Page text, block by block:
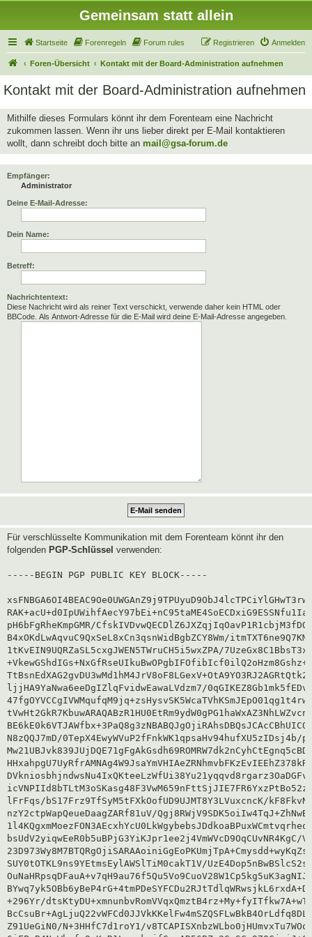
Gemeinsam statt allein
Startseite Forenregeln Forum rules Anmelden
Registrieren
Foren-Übersicht Kontakt mit der Board-Administration aufnehmen
Kontakt mit der Board-Administration aufnehmen
Mithilfe dieses Formulars könnt ihr dem Forenteam eine Nachricht
zukommen lassen. Wenn ihr uns lieber direkt per E-Mail kontaktieren
wollt, dann schreibt doch bitte an mail@gsa-forum.de
Empfänger:
Administrator
Deine E-Mail-Adresse:
Dein Name:
Betreff:
Nachrichtentext:
Diese Nachricht wird als reiner Text verschickt, verwende daher kein HTML oder
BBCode. Als Antwort-Adresse für die E-Mail wird deine E-Mail-Adresse angegeben.
Für verschlüsselte Kommunikation mit dem Forenteam könnt ihr den
folgenden PGP-Schlüssel verwenden:
-----BEGIN PGP PUBLIC KEY BLOCK-----
pH6bFgRheKmpGMR/
B4xOKdLwAqvuC9QxSeL8xCn3qsnWidBgbZCY8Wm/
1tKvEIN9UQRZaSL5cxgJWEN5TWruCH5i5wxZPA/
ljjHA9YaNwa6eeDgIZlqFvidwEawaLVdzm7/
N8zQQJ7mD/0TepX4EwyWVuP2fFnkWK1qpsaHv94hufXU5zIDsj4b/
lFrFqs/bS17Frz9TfSyM5tFXkOofUD9UJMT8Y3LVuxcncK/
nzY2ctpWapQeueDaagZARf81uV/
bsUdV2yiqwEeR0b5uBPjG3YiKJpr1ee2j4VmWVcD9OqCUvNR4KgC/
SUY0tOTKL9ns9YEtmsEylAWSlTiM0cakT1V/
+296Yr/
Z91UeGiN0/N+3HHfC7d1roY1/